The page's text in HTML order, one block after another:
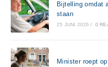
Bijtelling omdat
staan
25 JUNI 2026 / 0
Minister roept